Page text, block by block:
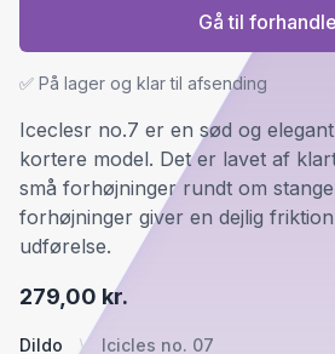
Dildo Icicles no. 07
279,00 kr.
Iceclesr no.7 er en sød og
kortere model. Det er lavet af
små forhøjninger rundt om
forhøjninger giver en dejlig
udførelse.
✅ På lager og klar til afsending
Gå til